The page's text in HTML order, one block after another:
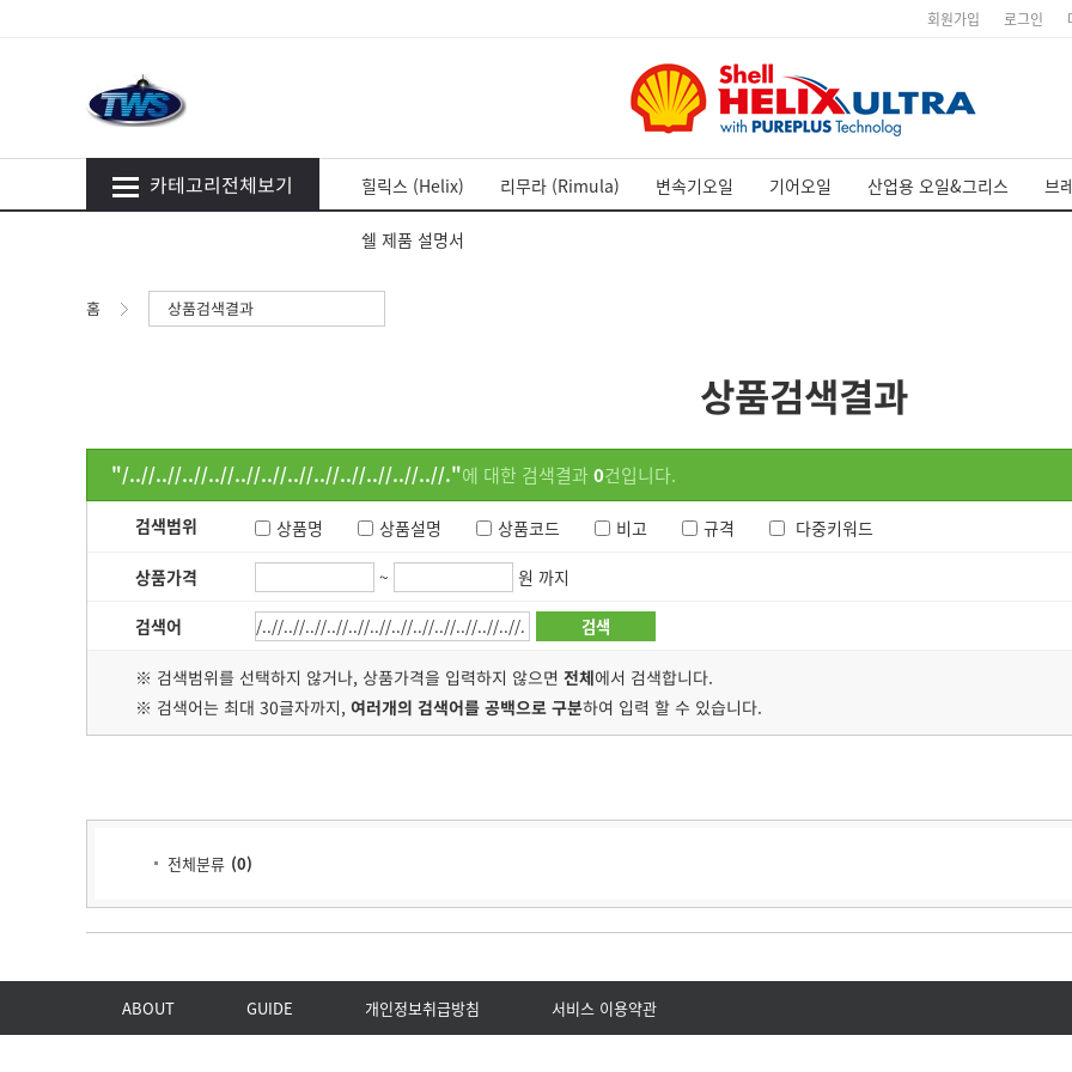
카테고리전체보기
회원가입 로그인
힐릭스 (Helix) 리무라 (Rimula) 변속기오일 기어오일 산업용 오일&그리스 브
쉘 제품 설명서
홈 상품검색결과
상품검색결과
"/..//..//..//..//..//..//..//..//..//..//..//..//."에 대한 검색결과0건입니다.
검색범위 상품명 상품설명 상품코드 비고 규격 다중키워드
상품가격 ~ 원 까지
검색어
※ 검색범위를 선택하지 않거나, 상품가격을 입력하지 않으면전체에서 검색합니다.
※ 검색어는 최대 30글자까지,여러개의 검색어를 공백으로 구분하여 입력 할 수 있습니다.
전체분류 (0)
ABOUT GUIDE 개인정보취급방침 서비스 이용약관